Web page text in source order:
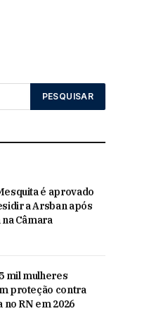
é aprovado
a Arsban após
Câmara
mil mulheres
proteção contra
no RN em 2026